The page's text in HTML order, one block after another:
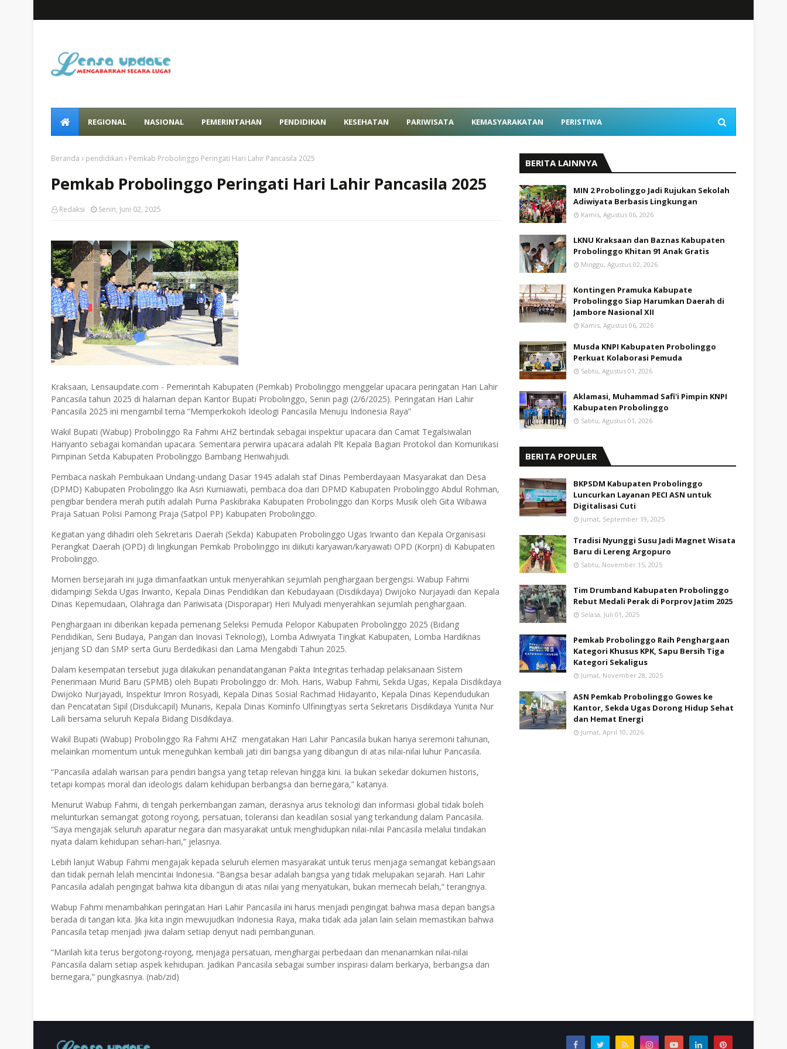
REGIONAL NASIONAL PEMERINTAHAN PENDIDIKAN KESEHATAN PARIWISATA KEMASYARAKATAN PERISTIWA
Beranda pendidikan Pemkab Probolinggo Peringati Hari Lahir Pancasila 2025
Pemkab Probolinggo Peringati Hari Lahir Pancasila 2025
Redaksi Senin, Juni 02, 2025
Kraksaan, Lensaupdate.com - Pemerintah Kabupaten (Pemkab) Probolinggo menggelar upacara peringatan Hari Lahir
Pancasila tahun 2025 di halaman depan Kantor Bupati Probolinggo, Senin pagi (2/6/2025). Peringatan Hari Lahir
Pancasila 2025 ini mengambil tema “Memperkokoh Ideologi Pancasila Menuju Indonesia Raya”
Wakil Bupati (Wabup) Probolinggo Ra Fahmi AHZ bertindak sebagai inspektur upacara dan Camat Tegalsiwalan
Hariyanto sebagai komandan upacara. Sementara perwira upacara adalah Plt Kepala Bagian Protokol dan Komunikasi
Pimpinan Setda Kabupaten Probolinggo Bambang Heriwahjudi.
Pembaca naskah Pembukaan Undang-undang Dasar 1945 adalah staf Dinas Pemberdayaan Masyarakat dan Desa
(DPMD) Kabupaten Probolinggo Ika Asri Kurniawati, pembaca doa dari DPMD Kabupaten Probolinggo Abdul Rohman,
pengibar bendera merah putih adalah Purna Paskibraka Kabupaten Probolinggo dan Korps Musik oleh Gita Wibawa
Praja Satuan Polisi Pamong Praja (Satpol PP) Kabupaten Probolinggo.
Kegiatan yang dihadiri oleh Sekretaris Daerah (Sekda) Kabupaten Probolinggo Ugas Irwanto dan Kepala Organisasi
Perangkat Daerah (OPD) di lingkungan Pemkab Probolinggo ini diikuti karyawan/karyawati OPD (Korpri) di Kabupaten
Probolinggo.
Momen bersejarah ini juga dimanfaatkan untuk menyerahkan sejumlah penghargaan bergengsi. Wabup Fahmi
didampingi Sekda Ugas Irwanto, Kepala Dinas Pendidikan dan Kebudayaan (Disdikdaya) Dwijoko Nurjayadi dan Kepala
Dinas Kepemudaan, Olahraga dan Pariwisata (Disporapar) Heri Mulyadi menyerahkan sejumlah penghargaan.
Penghargaan ini diberikan kepada pemenang Seleksi Pemuda Pelopor Kabupaten Probolinggo 2025 (Bidang
Pendidikan, Seni Budaya, Pangan dan Inovasi Teknologi), Lomba Adiwiyata Tingkat Kabupaten, Lomba Hardiknas
jenjang SD dan SMP serta Guru Berdedikasi dan Lama Mengabdi Tahun 2025.
Dalam kesempatan tersebut juga dilakukan penandatanganan Pakta Integritas terhadap pelaksanaan Sistem
Penerimaan Murid Baru (SPMB) oleh Bupati Probolinggo dr. Moh. Haris, Wabup Fahmi, Sekda Ugas, Kepala Disdikdaya
Dwijoko Nurjayadi, Inspektur Imron Rosyadi, Kepala Dinas Sosial Rachmad Hidayanto, Kepala Dinas Kependudukan
dan Pencatatan Sipil (Disdukcapil) Munaris, Kepala Dinas Kominfo Ulfiningtyas serta Sekretaris Disdikdaya Yunita Nur
Laili bersama seluruh Kepala Bidang Disdikdaya.
Wakil Bupati (Wabup) Probolinggo Ra Fahmi AHZ mengatakan Hari Lahir Pancasila bukan hanya seremoni tahunan,
melainkan momentum untuk meneguhkan kembali jati diri bangsa yang dibangun di atas nilai-nilai luhur Pancasila.
“Pancasila adalah warisan para pendiri bangsa yang tetap relevan hingga kini. Ia bukan sekedar dokumen historis,
tetapi kompas moral dan ideologis dalam kehidupan berbangsa dan bernegara,” katanya.
Menurut Wabup Fahmi, di tengah perkembangan zaman, derasnya arus teknologi dan informasi global tidak boleh
melunturkan semangat gotong royong, persatuan, toleransi dan keadilan sosial yang terkandung dalam Pancasila.
“Saya mengajak seluruh aparatur negara dan masyarakat untuk menghidupkan nilai-nilai Pancasila melalui tindakan
nyata dalam kehidupan sehari-hari,” jelasnya.
Lebih lanjut Wabup Fahmi mengajak kepada seluruh elemen masyarakat untuk terus menjaga semangat kebangsaan
dan tidak pernah lelah mencintai Indonesia. “Bangsa besar adalah bangsa yang tidak melupakan sejarah. Hari Lahir
Pancasila adalah pengingat bahwa kita dibangun di atas nilai yang menyatukan, bukan memecah belah,” terangnya.
Wabup Fahmi menambahkan peringatan Hari Lahir Pancasila ini harus menjadi pengingat bahwa masa depan bangsa
berada di tangan kita. Jika kita ingin mewujudkan Indonesia Raya, maka tidak ada jalan lain selain memastikan bahwa
Pancasila tetap menjadi jiwa dalam setiap denyut nadi pembangunan.
“Marilah kita terus bergotong-royong, menjaga persatuan, menghargai perbedaan dan menanamkan nilai-nilai
Pancasila dalam setiap aspek kehidupan. Jadikan Pancasila sebagai sumber inspirasi dalam berkarya, berbangsa dan
bernegara,” pungkasnya. (nab/zid)
BERITA LAINNYA
MIN 2 Probolinggo Jadi Rujukan Sekolah
Adiwiyata Berbasis Lingkungan
Kamis, Agustus 06, 2026
LKNU Kraksaan dan Baznas Kabupaten
Probolinggo Khitan 91 Anak Gratis
Minggu, Agustus 02, 2026
Kontingen Pramuka Kabupate
Probolinggo Siap Harumkan Daerah di
Jambore Nasional XII
Kamis, Agustus 06, 2026
Musda KNPI Kabupaten Probolinggo
Perkuat Kolaborasi Pemuda
Sabtu, Agustus 01, 2026
Aklamasi, Muhammad Safi'i Pimpin KNPI
Kabupaten Probolinggo
Sabtu, Agustus 01, 2026
BERITA POPULER
BKPSDM Kabupaten Probolinggo
Luncurkan Layanan PECI ASN untuk
Digitalisasi Cuti
Jumat, September 19, 2025
Tradisi Nyunggi Susu Jadi Magnet Wisata
Baru di Lereng Argopuro
Sabtu, November 15, 2025
Tim Drumband Kabupaten Probolinggo
Rebut Medali Perak di Porprov Jatim 2025
Selasa, Juli 01, 2025
Pemkab Probolinggo Raih Penghargaan
Kategori Khusus KPK, Sapu Bersih Tiga
Kategori Sekaligus
Jumat, November 28, 2025
ASN Pemkab Probolinggo Gowes ke
Kantor, Sekda Ugas Dorong Hidup Sehat
dan Hemat Energi
Jumat, April 10, 2026